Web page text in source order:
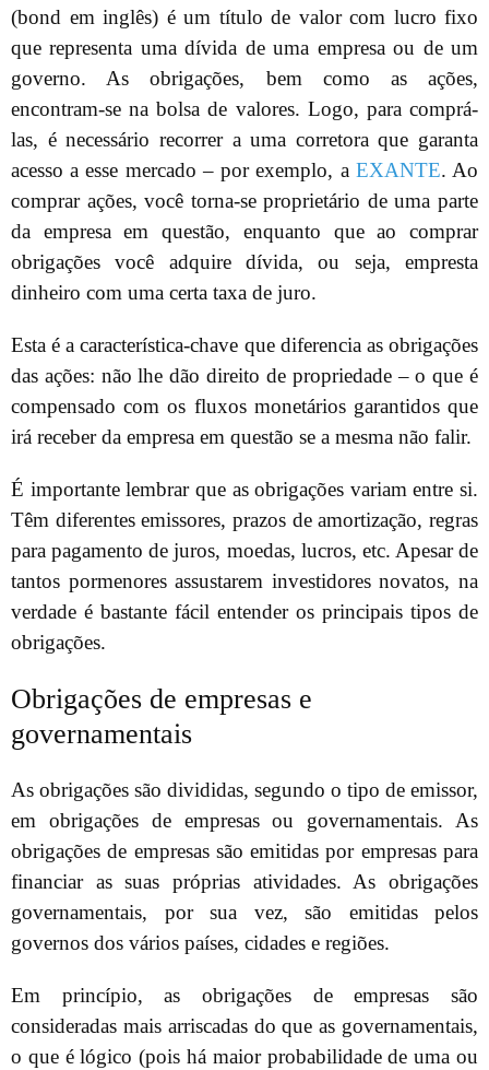
(bond em inglês) é um título de valor com lucro fixo
que representa uma dívida de uma empresa ou de um
governo. As obrigações, bem como as ações,
encontram-se na bolsa de valores. Logo, para comprá-
las, é necessário recorrer a uma corretora que garanta
acesso a esse mercado – por exemplo, a EXANTE. Ao
comprar ações, você torna-se proprietário de uma parte
da empresa em questão, enquanto que ao comprar
obrigações você adquire dívida, ou seja, empresta
dinheiro com uma certa taxa de juro.
Esta é a característica-chave que diferencia as obrigações
das ações: não lhe dão direito de propriedade – o que é
compensado com os fluxos monetários garantidos que
irá receber da empresa em questão se a mesma não falir.
É importante lembrar que as obrigações variam entre si.
Têm diferentes emissores, prazos de amortização, regras
para pagamento de juros, moedas, lucros, etc. Apesar de
tantos pormenores assustarem investidores novatos, na
verdade é bastante fácil entender os principais tipos de
obrigações.
Obrigações de empresas e
governamentais
As obrigações são divididas, segundo o tipo de emissor,
em obrigações de empresas ou governamentais. As
obrigações de empresas são emitidas por empresas para
financiar as suas próprias atividades. As obrigações
governamentais, por sua vez, são emitidas pelos
governos dos vários países, cidades e regiões.
Em princípio, as obrigações de empresas são
consideradas mais arriscadas do que as governamentais,
o que é lógico (pois há maior probabilidade de uma ou